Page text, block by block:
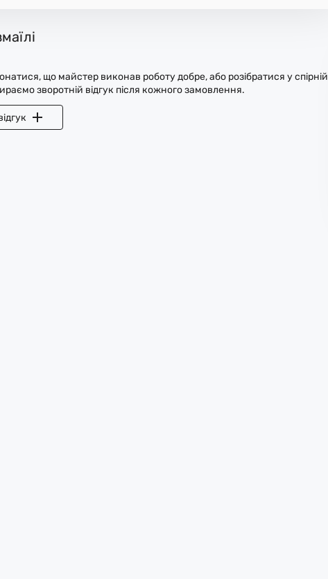
що майстер виконав роботу добре, або розібратися у спірній
зворотній відгук після кожного замовлення.